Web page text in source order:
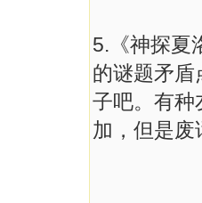
5.《神探夏
的谜题矛盾
子吧。有种
加，但是废